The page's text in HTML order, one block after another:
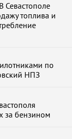
Севастополе
топлива и
по
НПЗ
за бензином